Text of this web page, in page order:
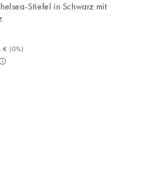
Stiefel in Schwarz mit
Bestpreis 42,24 € (0%). Vorher 64,99 €.
€ (0%)